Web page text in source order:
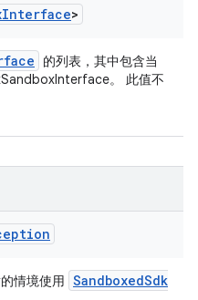
Interface>
的列表，其中包含当
。 此值不
情境使用 SandboxedSdk